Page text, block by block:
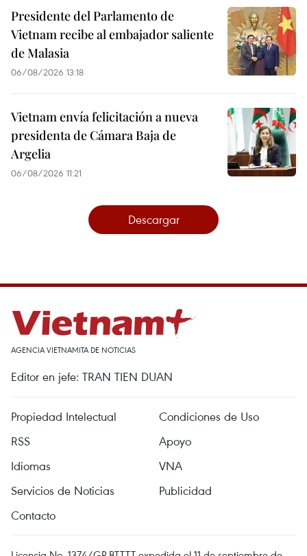
Presidente del Parlamento de
Vietnam recibe al embajador saliente
de Malasia
06/08/2026 13:18
Vietnam envía felicitación a nueva
presidenta de Cámara Baja de
Argelia
06/08/2026 11:21
Descargar
AGENCIA VIETNAMITA DE NOTICIAS
Editor en jefe: TRAN TIEN DUAN
Propiedad Intelectual
Condiciones de Uso
RSS
Apoyo
Idiomas
VNA
Servicios de Noticias
Publicidad
Contacto